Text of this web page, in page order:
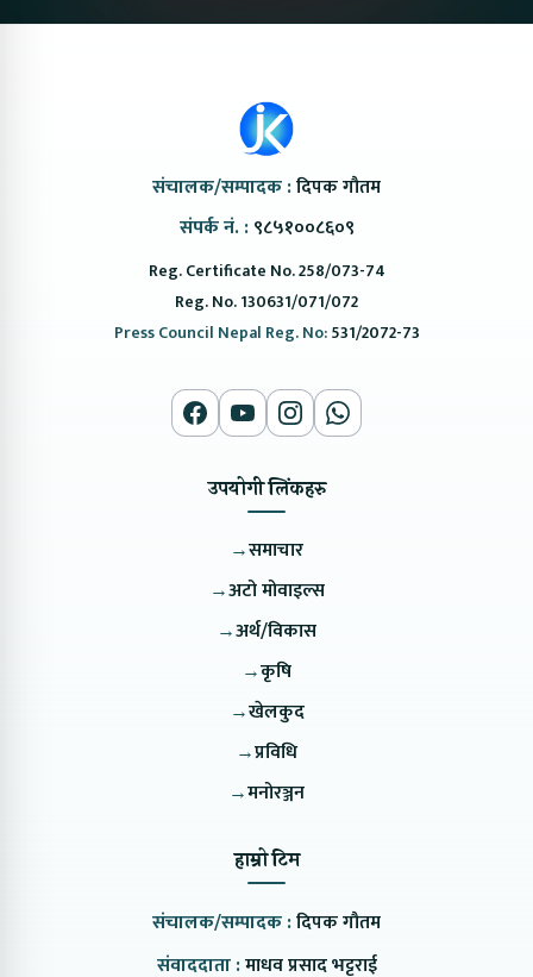
संचालक/सम्पादक :दिपक गौतम
संपर्क नं. : ९८५१००८६०९
Reg. Certificate No. 258/073-74
Reg. No. 130631/071/072
Press Council Nepal Reg. No:531/2072-73
उपयोगी लिंकहरु
→समाचार
→अटो मोवाइल्स
→अर्थ/विकास
→कृषि
→खेलकुद
→प्रविधि
→मनोरञ्जन
हाम्रो टिम
संचालक/सम्पादक :दिपक गौतम
संवाददाता :माधव प्रसाद भट्टराई